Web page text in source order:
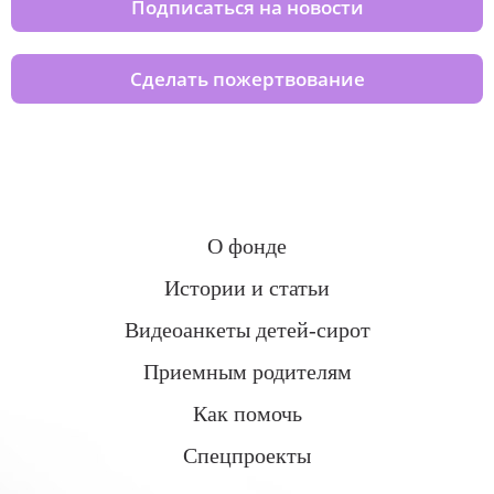
Подписаться на новости
Сделать пожертвование
О фонде
Истории и статьи
Видеоанкеты детей-сирот
Приемным родителям
Как помочь
Спецпроекты